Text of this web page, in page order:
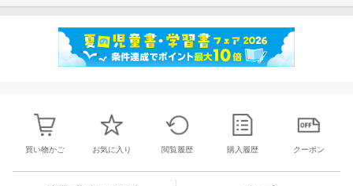
買い物かご お気に入り 閲覧履歴 購入履歴 クーポン